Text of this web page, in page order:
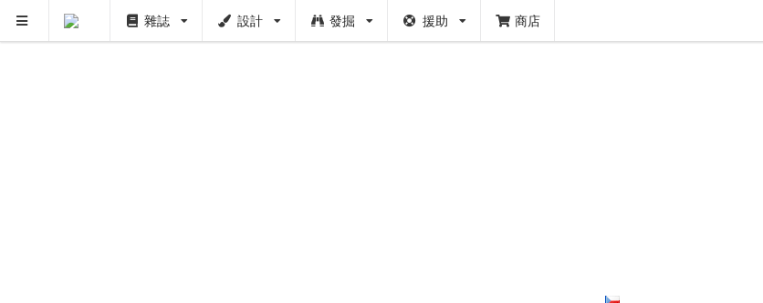
雜誌 設計 發掘 援助 商店